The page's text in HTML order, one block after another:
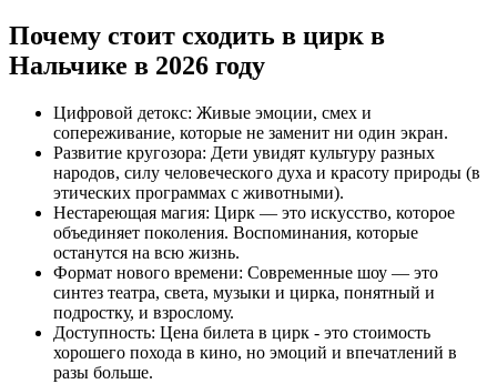
Почему стоит сходить в цирк в
Нальчике в 2026 году
Цифровой детокс: Живые эмоции, смех и
сопереживание, которые не заменит ни один экран.
Развитие кругозора: Дети увидят культуру разных
народов, силу человеческого духа и красоту природы (в
этических программах с животными).
Нестареющая магия: Цирк — это искусство, которое
объединяет поколения. Воспоминания, которые
останутся на всю жизнь.
Формат нового времени: Современные шоу — это
синтез театра, света, музыки и цирка, понятный и
подростку, и взрослому.
Доступность: Цена билета в цирк - это стоимость
хорошего похода в кино, но эмоций и впечатлений в
разы больше.